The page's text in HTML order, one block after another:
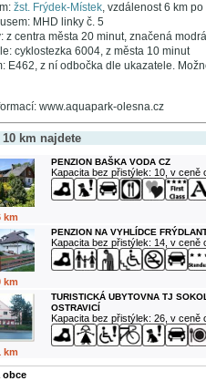
žst. Frýdek-Místek, vzdálenost 6 km po
MHD linky č. 5
z centra města 20 minut, značená
cyklostezka 6004, z města 10 minut
E462, z ní odbočka dle ukazatele.
www.aquapark-olesna.cz
km najdete
km
PENZION BAŠKA VODA CZ
Kapacita bez přistýlek: 10, v ceně
km
PENZION NA VYHLÍDCE
Kapacita bez přistýlek: 14, v ceně
km
TURISTICKÁ UBYTOVNA TJ
OSTRAVICÍ
Kapacita bez přistýlek: 26, v ceně
obce